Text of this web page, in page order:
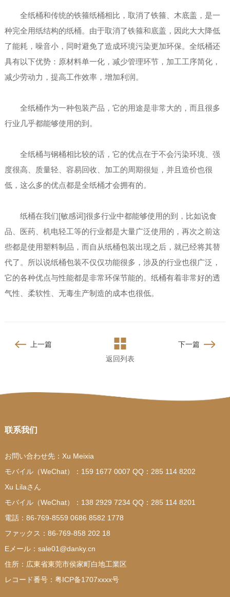
全纸桶和传统的铁箍纸桶相比，取消了铁箍、木底盖，是一
种完全用纸结构的纸桶。由于取消了铁箍和底盖，因此大大降低
了能耗，噪音小，同时避免了造成环境污染更加环保。全纸桶还
具有以下优势：原材料单一化，减少管理环节，加工工序简化，
减少劳动力，提高工作效率，增加利润。
全纸桶作为一种包装产品，它的用途是非常大的，而且很多
行业几乎都能够使用的到。
全纸桶与钢桶相比较的话，它的优点在于不会污染环境、强
度很高、质量轻、容易回收、加工的周期很短，并且造价也很
低，这么多的优点都是全纸桶才会拥有的。
纸桶在我们[敏感词]很多行业中都能够使用的到，比如说食
品、医药、机电轻工等的行业都是大量广泛使用的，再次之前这
些都是使用塑料制品，而自从纸桶包装出现之后，就已经将其替
代了。所以说纸桶包装不仅仅功能很多，涉及的行业也很广泛，
它的各种优点与性能都是非常环保节能的。纸桶有着非常好的透
气性、柔软性、无毒生产制造的成本也很低。
上一篇
返回列表
下一篇
联系我们
お問い合わせ先：Xu Meixia
モバイル（WeChat）：159 1677 0007 QQ：285 114 8202
Xu Lilaさん
モバイル（WeChat）：138 2929 7234 QQ：285 114 8201
電話：86-769-8559 0686 8582 1778
ファックス：86-769-858 202 18
Eメール：sale01@danky.cn
住所：広東省東莞市侯家町白地工業区
レコード番号：粤ICP备1707xxxx号